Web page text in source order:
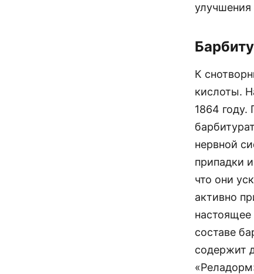
улучшения
К
кислоты.
1864
нервной
припадки
что они
активно
составе
содержит